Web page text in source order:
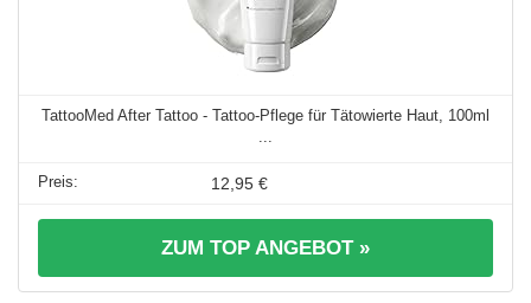
TattooMed After Tattoo - Tattoo-Pflege für Tätowierte Haut, 100ml
...
12,95 €
ZUM TOP ANGEBOT »